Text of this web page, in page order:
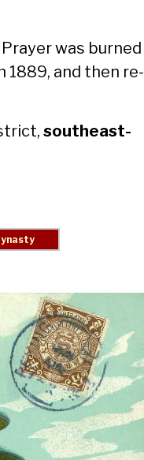
was burned
1889, and then re-
south­east­